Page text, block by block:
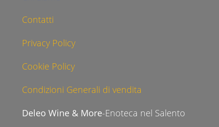
Contatti
Privacy Policy
Cookie Policy
Condizioni Generali di vendita
Deleo Wine & More-Enoteca nel Salento